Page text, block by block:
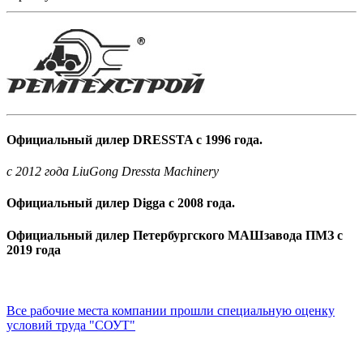
Официальный дилер DRESSTA с 1996 года.
c 2012 года LiuGong Dressta Machinery
Официальный дилер Digga с 2008 года.
Официальный дилер Петербургского МАШзавода ПМЗ с
2019 года
Все рабочие места компании прошли специальную оценку
условий труда "СОУТ"